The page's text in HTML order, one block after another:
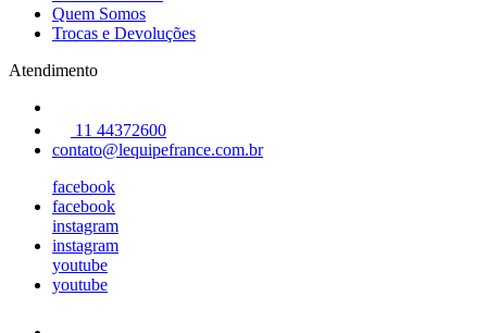
Quem Somos
Trocas e Devoluções
Atendimento
11 44372600
contato@lequipefrance.com.br
facebook
facebook
instagram
instagram
youtube
youtube